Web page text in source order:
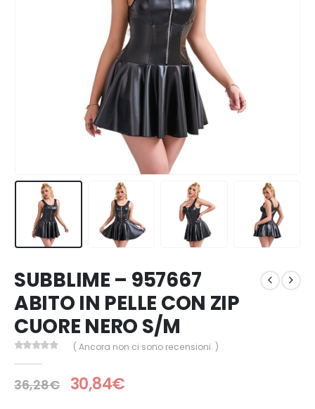
SUBBLIME – 957667
ABITO IN PELLE CON ZIP
CUORE NERO S/M
( Ancora non ci sono recensioni. )
36,28€ 30,84€